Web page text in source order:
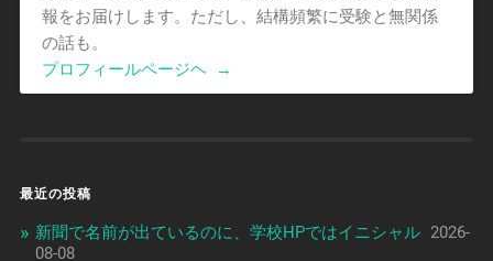
報をお届けします。ただし、結構頻繁に受験と無関係
の話も。
プロフィールページヘ
→
最近の投稿
新聞で名前が出ているのに、学校HPではイニシャル 2026-
08-08